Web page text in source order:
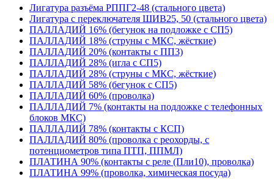
Лигатура разъёма РППГ2-48 (стального цвета)
Лигатура с переключателя ШИВ25, 50 (стального цвета)
ПАЛЛАДИЙ 16% (бегунок на подложке с СП5)
ПАЛЛАДИЙ 18% (струны с МКС, жёсткие)
ПАЛЛАДИЙ 20% (контакты с ПП3)
ПАЛЛАДИЙ 28% (игла с СП5)
ПАЛЛАДИЙ 28% (струны с МКС, жёсткие)
ПАЛЛАДИЙ 58% (бегунок с СП5)
ПАЛЛАДИЙ 60% (проволка)
ПАЛЛАДИЙ 7% (контакты на подложке с телефонных
блоков МКС)
ПАЛЛАДИЙ 78% (контакты с КСП)
ПАЛЛАДИЙ 80% (проволка с реохорды, с
потенциометров типа ПТП, ППМЛ)
ПЛАТИНА 90% (контакты с реле (Пли10), проволка)
ПЛАТИНА 99% (проволка, химическая посуда)